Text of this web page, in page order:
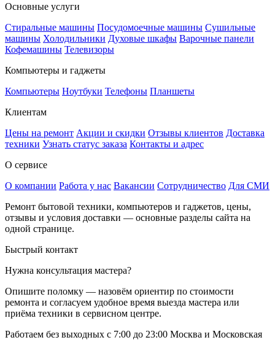
Основные услуги
Стиральные машины Посудомоечные машины Сушильные
машины Холодильники Духовые шкафы Варочные панели
Кофемашины Телевизоры
Компьютеры и гаджеты
Компьютеры Ноутбуки Телефоны Планшеты
Клиентам
Цены на ремонт Акции и скидки Отзывы клиентов Доставка
техники Узнать статус заказа Контакты и адрес
О сервисе
О компании Работа у нас Вакансии Сотрудничество Для СМИ
Ремонт бытовой техники, компьютеров и гаджетов, цены,
отзывы и условия доставки — основные разделы сайта на
одной странице.
Быстрый контакт
Нужна консультация мастера?
Опишите поломку — назовём ориентир по стоимости
ремонта и согласуем удобное время выезда мастера или
приёма техники в сервисном центре.
Работаем без выходных с 7:00 до 23:00 Москва и Московская